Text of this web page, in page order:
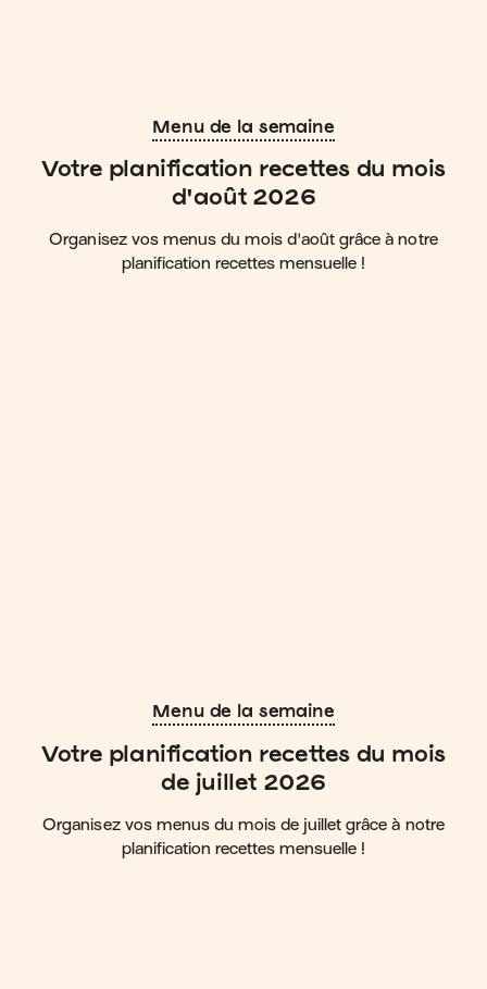
Menu de la semaine
Votre planification recettes du mois
d'août 2026
Organisez vos menus du mois d'août grâce à notre
planification recettes mensuelle !
Menu de la semaine
Votre planification recettes du mois
de juillet 2026
Organisez vos menus du mois de juillet grâce à notre
planification recettes mensuelle !